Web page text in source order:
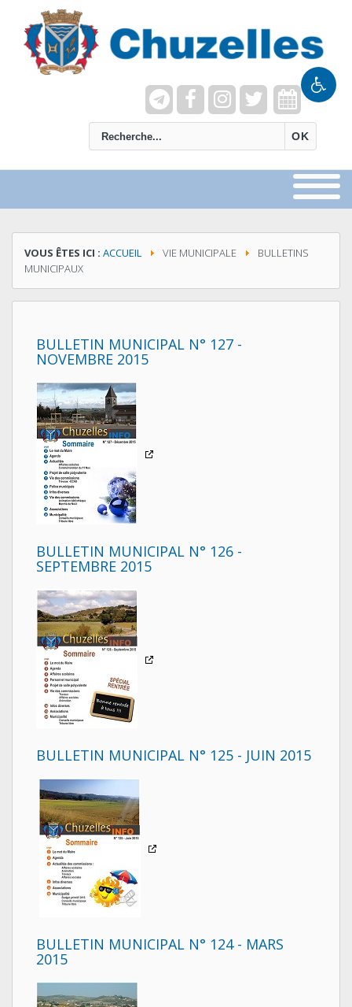
OK
VOUS ÊTES ICI : ACCUEIL VIE MUNICIPALE
BULLETINS
MUNICIPAUX
BULLETIN MUNICIPAL N° 127 -
NOVEMBRE 2015
BULLETIN MUNICIPAL N° 126 -
SEPTEMBRE 2015
BULLETIN MUNICIPAL N° 125 - JUIN 2015
BULLETIN MUNICIPAL N° 124 - MARS
2015